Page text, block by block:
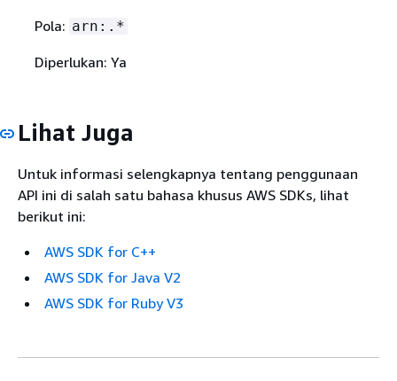
Pola: arn:.*
Diperlukan: Ya
Lihat Juga
Untuk informasi selengkapnya tentang penggunaan
API ini di salah satu bahasa khusus AWS SDKs, lihat
berikut ini:
AWS SDK for C++
AWS SDK for Java V2
AWS SDK for Ruby V3